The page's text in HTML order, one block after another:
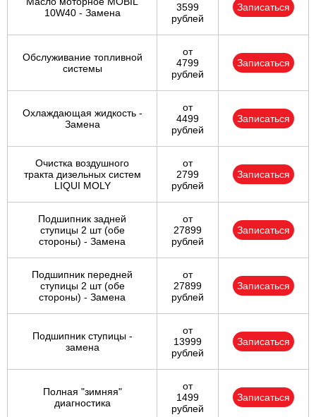
10W40 - Замена
3599
рублей
Записаться
Обслуживание топливной
системы
от
4799
рублей
Записаться
Охлаждающая жидкость -
Замена
от
4499
рублей
Записаться
Очистка воздушного
тракта дизельных систем
LIQUI MOLY
от
2799
рублей
Записаться
Подшипник задней
ступицы 2 шт (обе
стороны) - Замена
от
27899
рублей
Записаться
Подшипник передней
ступицы 2 шт (обе
стороны) - Замена
от
27899
рублей
Записаться
Подшипник ступицы -
замена
от
13999
рублей
Записаться
Полная "зимняя"
диагностика
от
1499
рублей
Записаться